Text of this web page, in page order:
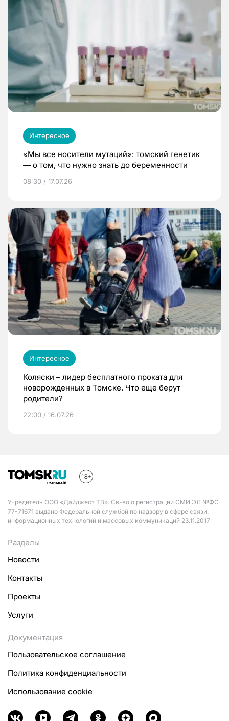
Интересное
«Мы все носители мутаций»: томский генетик
— о том, что нужно знать до беременности
08:30 / 17.07.26
Интересное
Коляски – лидер бесплатного проката для
новорожденных в Томске. Что еще берут
родители?
22:00 / 16.07.26
Учредитель ООО «Дайджест ТВ». Св-во о регистрации СМИ ЭЛ №ФС
77-71671 выдано Федеральной службой по надзору в сфере связи,
информационных технологий и массовых коммуникаций 23.11.2017
Разделы
Новости
Контакты
Проекты
Услуги
Документация
Пользовательское соглашение
Политика конфиденциальности
Использование cookie